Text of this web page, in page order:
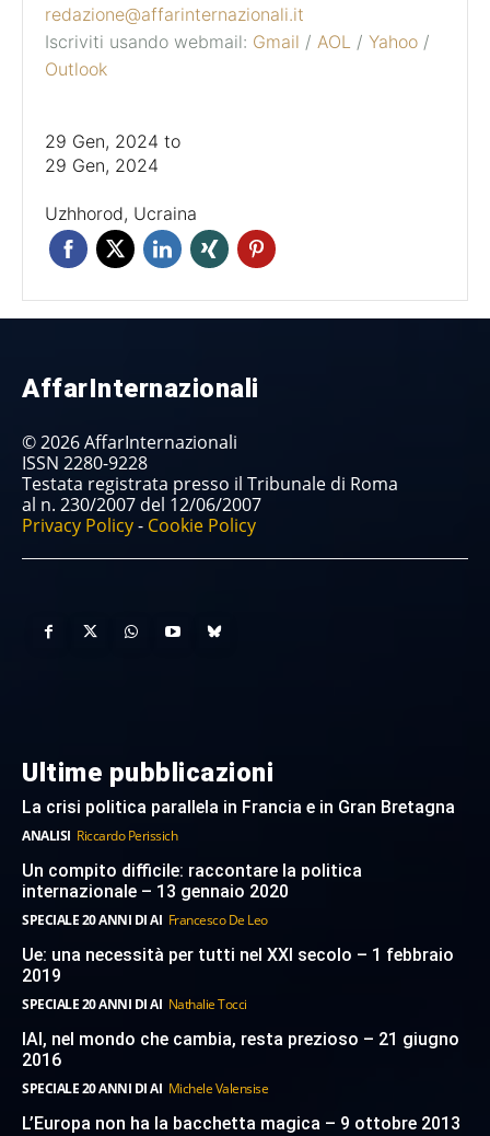
redazione@affarinternazionali.it
Iscriviti usando webmail: Gmail / AOL / Yahoo /
Outlook
29 Gen, 2024 to
29 Gen, 2024
Uzhhorod, Ucraina
AffarInternazionali
© 2026 AffarInternazionali
ISSN 2280-9228
Testata registrata presso il Tribunale di Roma
al n. 230/2007 del 12/06/2007
Privacy Policy- Cookie Policy
Ultime pubblicazioni
La crisi politica parallela in Francia e in Gran Bretagna
ANALISI Riccardo Perissich
Un compito difficile: raccontare la politica
internazionale – 13 gennaio 2020
SPECIALE 20 ANNI DI AI Francesco De Leo
Ue: una necessità per tutti nel XXI secolo – 1 febbraio
2019
SPECIALE 20 ANNI DI AI Nathalie Tocci
IAI, nel mondo che cambia, resta prezioso – 21 giugno
2016
SPECIALE 20 ANNI DI AI Michele Valensise
L’Europa non ha la bacchetta magica – 9 ottobre 2013